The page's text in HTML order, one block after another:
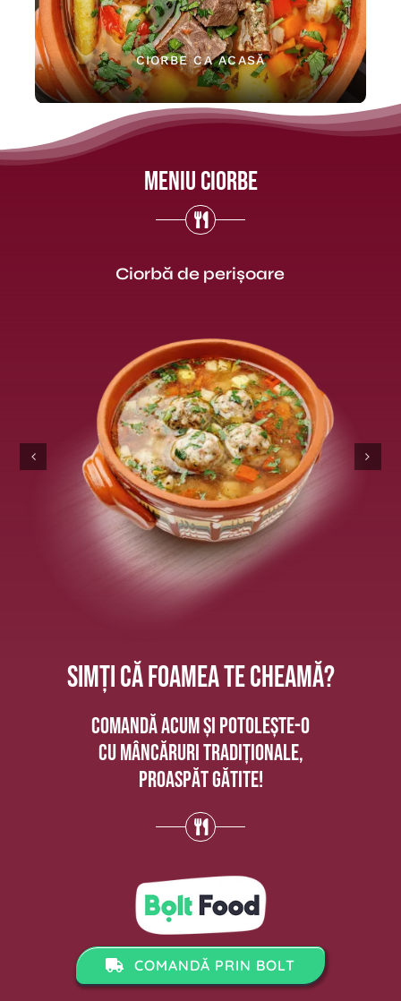
CIORBE CA ACASĂ
Meniu Ciorbe
Ciorbă de perișoare
Simți că foamea te cheamă?
Comandă acum și potolește-o
cu mâncăruri tradiționale,
proaspăt gătite!
COMANDĂ PRIN BOLT